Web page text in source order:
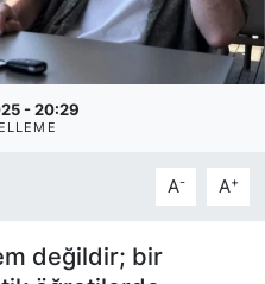
- 20:29
A- A+
değildir; bir